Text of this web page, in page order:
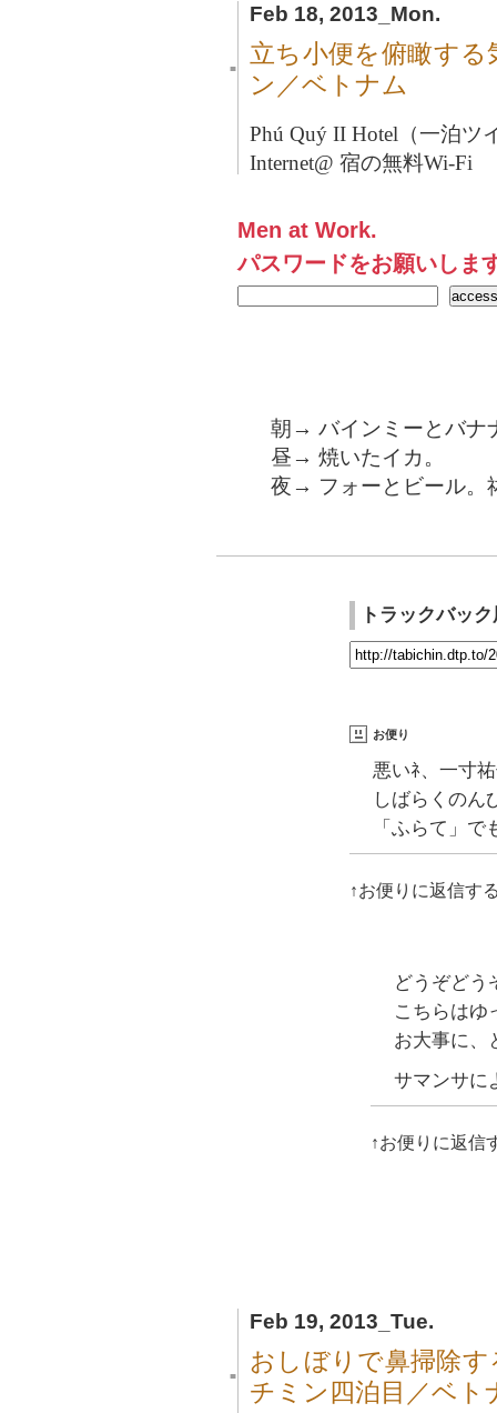
Feb 18, 2013_Mon.
■
立ち小便を俯瞰す
ン／ベトナム
Phú Quý II Hotel（一泊ツ
Internet@ 宿の無料Wi-Fi
Men at Work.
パスワードをお願いしま
朝→ バインミーとバナ
昼→ 焼いたイカ。
夜→ フォーとビール。
トラックバッ
お便り
悪いﾈ、一寸
しばらくのん
「ふらて」
↑お便りに返信す
どうぞどう
こちらはゆ
お大事に、
サマンサに
↑お便りに返信
Feb 19, 2013_Tue.
■
おしぼりで鼻掃除
チミン四泊目／ベト